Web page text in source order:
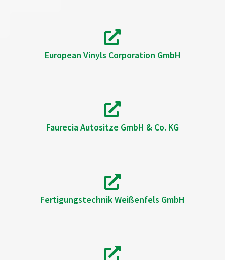
European Vinyls Corporation GmbH
Faurecia Autositze GmbH & Co. KG
Fertigungstechnik Weißenfels GmbH